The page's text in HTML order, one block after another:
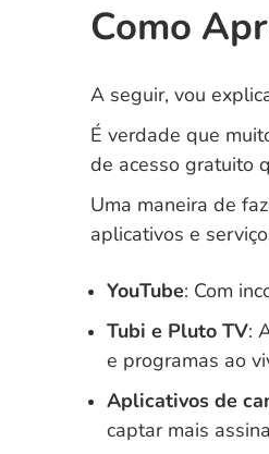
Como
A seguir, vou
É verdade que
de acesso gratuito
Uma maneira de
aplicativos e
YouTube: Com
Tubi e Pluto TV:
e programas ao
Aplicativos de
captar mais